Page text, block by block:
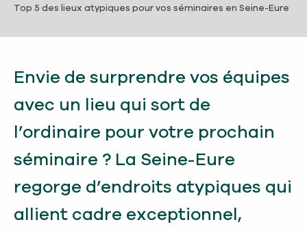
Top 5 des lieux atypiques pour vos séminaires en Seine-Eure
Envie de surprendre vos équipes
avec un lieu qui sort de
l’ordinaire pour votre prochain
séminaire ? La Seine-Eure
regorge d’endroits atypiques qui
allient cadre exceptionnel,